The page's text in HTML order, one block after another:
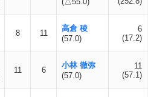
8 11
高倉 稜
(57.0)
6
(17.2)
11 6
小林 徹弥
(57.0)
11
(57.1)